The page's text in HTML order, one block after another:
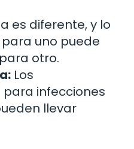
es diferente, y lo
uno puede
otro.
Los
infecciones
llevar